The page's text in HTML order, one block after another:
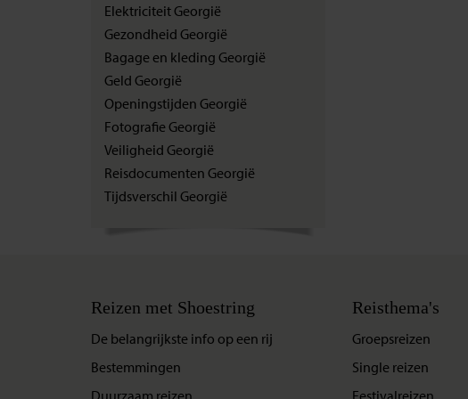
Elektriciteit Georgië
Gezondheid Georgië
Bagage en kleding Georgië
Geld Georgië
Openingstijden Georgië
Fotografie Georgië
Veiligheid Georgië
Reisdocumenten Georgië
Tijdsverschil Georgië
Reizen met Shoestring
De belangrijkste info op een rij
Bestemmingen
Duurzaam reizen
Reisthema's
Groepsreizen
Single reizen
Festivalreizen